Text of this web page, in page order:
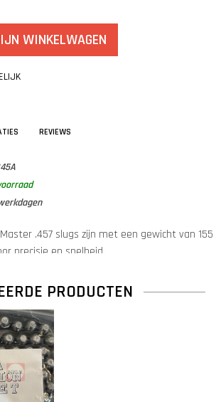
WINKELWAGEN
REVIEWS
.457 slugs zijn met een gewicht van 155
precisie en snelheid.
als het jagen op klein wild.
voor schutters die op zoek zijn naar een
en krachtige impact.
PRODUCTEN